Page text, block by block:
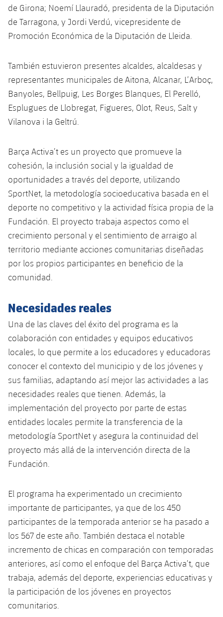
de Girona; Noemí Llauradó, presidenta de la Diputación
de Tarragona, y Jordi Verdú, vicepresidente de
Promoción Económica de la Diputación de Lleida.
También estuvieron presentes alcaldes, alcaldesas y
representantes municipales de Aitona, Alcanar, L’Arboç,
Banyoles, Bellpuig, Les Borges Blanques, El Perelló,
Esplugues de Llobregat, Figueres, Olot, Reus, Salt y
Vilanova i la Geltrú.
Barça Activa’t es un proyecto que promueve la
cohesión, la inclusión social y la igualdad de
oportunidades a través del deporte, utilizando
SportNet, la metodología socioeducativa basada en el
deporte no competitivo y la actividad física propia de la
Fundación. El proyecto trabaja aspectos como el
crecimiento personal y el sentimiento de arraigo al
territorio mediante acciones comunitarias diseñadas
por los propios participantes en beneficio de la
comunidad.
Necesidades reales
Una de las claves del éxito del programa es la
colaboración con entidades y equipos educativos
locales, lo que permite a los educadores y educadoras
conocer el contexto del municipio y de los jóvenes y
sus familias, adaptando así mejor las actividades a las
necesidades reales que tienen. Además, la
implementación del proyecto por parte de estas
entidades locales permite la transferencia de la
metodología SportNet y asegura la continuidad del
proyecto más allá de la intervención directa de la
Fundación.
El programa ha experimentado un crecimiento
importante de participantes, ya que de los 450
participantes de la temporada anterior se ha pasado a
los 567 de este año. También destaca el notable
incremento de chicas en comparación con temporadas
anteriores, así como el enfoque del Barça Activa’t, que
trabaja, además del deporte, experiencias educativas y
la participación de los jóvenes en proyectos
comunitarios.